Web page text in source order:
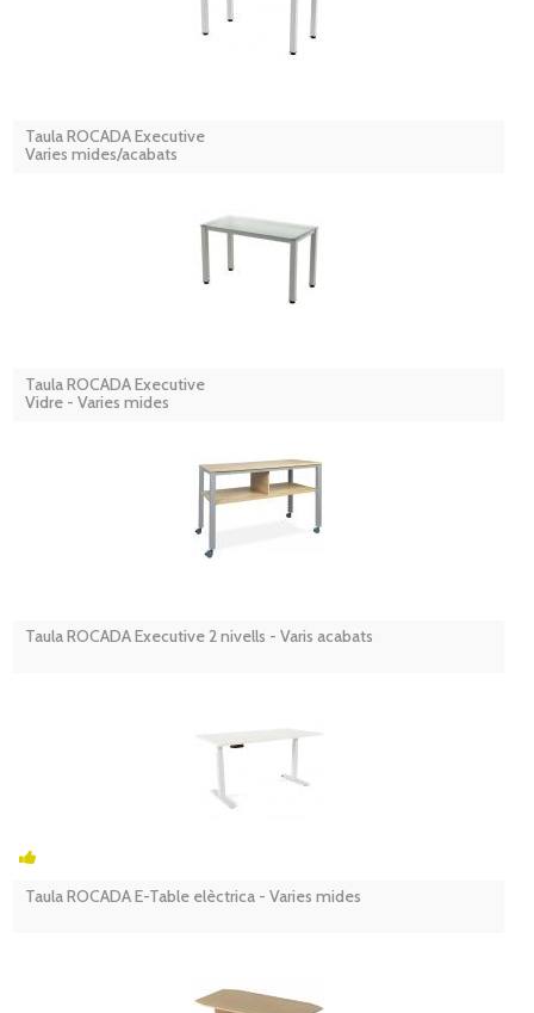
Taula ROCADA Executive
Varies mides/acabats
Taula ROCADA Executive
Vidre - Varies mides
Taula ROCADA Executive 2 nivells - Varis acabats
Taula ROCADA E-Table elèctrica - Varies mides